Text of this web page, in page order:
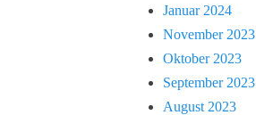
Januar 2024
November 2023
Oktober 2023
September 2023
August 2023